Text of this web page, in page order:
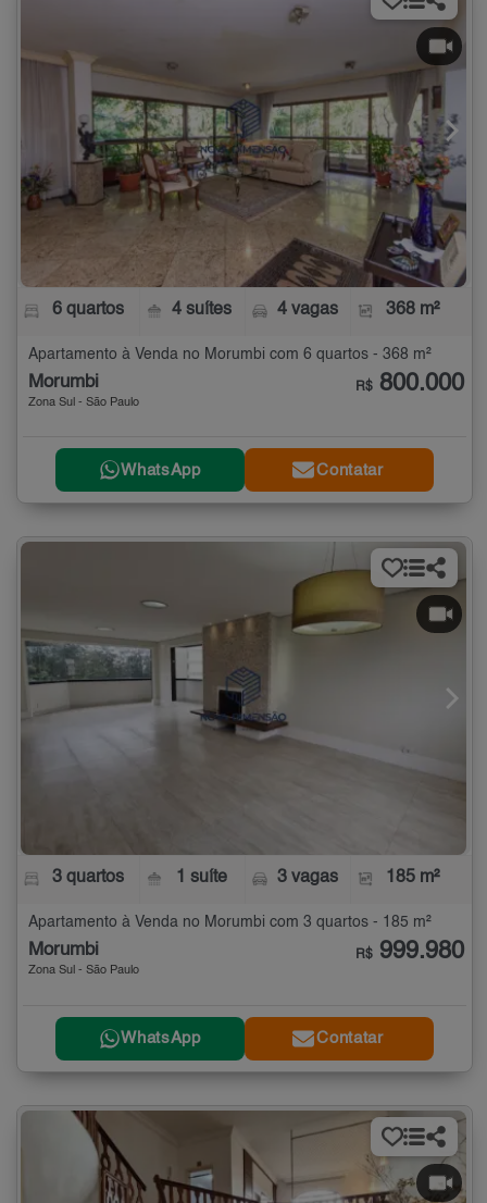
6 quartos 4 suítes 4 vagas 368 m²
Apartamento à Venda no Morumbi com 6 quartos - 368 m²
Morumbi
Zona Sul - São Paulo
R$ 800.000
WhatsApp Contatar
3 quartos 1 suíte 3 vagas 185 m²
Apartamento à Venda no Morumbi com 3 quartos - 185 m²
Morumbi
Zona Sul - São Paulo
R$ 999.980
WhatsApp Contatar